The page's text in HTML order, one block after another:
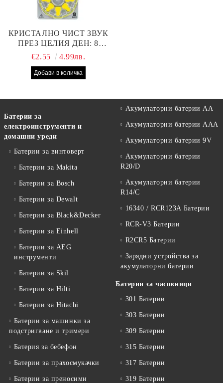
КРИСТАЛНО ЧИСТ ЗВУК
ПРЕЗ ЦЕЛИЯ ДЕН: 8
БРОЯ RAYOVAC EXTRA
АПАРАТ
€2.55 4.99лв.
Батерии за
електроинструменти и
домашни уреди
Батерии за винтоверт
Батерии за Makita
Батерии за Bosch
Батерии за Dewalt
Батерии за Black&Decker
Батерии за Einhell
Батерии за AEG
инструменти
Батерии за Skil
Батерии за Hilti
Батерии за Hitachi
Батерии за машинки за
подстригване и тримери
Батерия за бебефон
Батерии за прахосмукачки
Батерии за преносими
Акумулаторни батерии АА
Акумулаторни батерии AAA
Акумулаторни батерии 9V
Акумулаторни батерии
R20/D
Акумулаторни батерии
R14/C
16340 / RCR123A Батерии
RCR-V3 Батерии
R2CR5 Батерии
Зарядни устройства за
акумулаторни батерии
Батерии за часовници
301 Батерии
303 Батерии
309 Батерии
315 Батерии
317 Батерии
319 Батерии